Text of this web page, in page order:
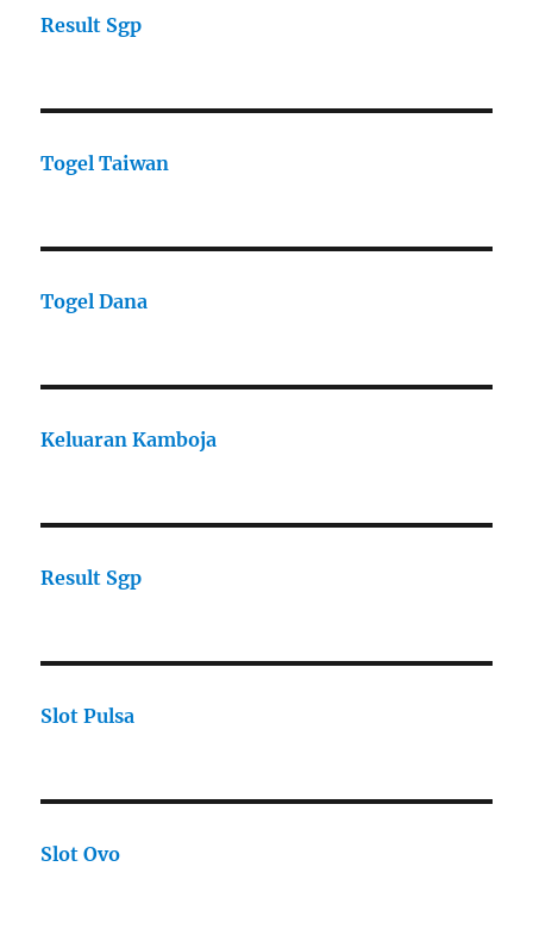
Result Sgp
Togel Taiwan
Togel Dana
Keluaran Kamboja
Result Sgp
Slot Pulsa
Slot Ovo